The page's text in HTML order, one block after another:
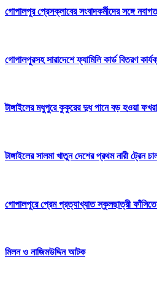
গোপালপুর প্রেসক্লাবের সংবাদকর্মীদের সঙ্গে
গোপালপুরসহ সারাদেশে ফ্যামিলি কার্ড বিতরণ
টাঙ্গাইলের মধুপুরে কুকুরের দুধ পানে বড় হওয়া
টাঙ্গাইলের সালমা খাতুন দেশের প্রথম নারী ট্রেন
গোপালপুরে প্রেম প্রত্যাখ্যাত স্কুলছাত্রী
মিলন ও নাজিমউদ্দিন আটক